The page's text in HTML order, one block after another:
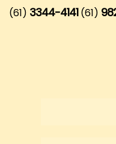
(61) 3344-4141 (61)